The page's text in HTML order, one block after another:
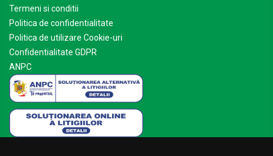
Termeni si conditii
Politica de confidentialitate
Politica de utilizare Cookie-uri
Confidentialitate GDPR
ANPC